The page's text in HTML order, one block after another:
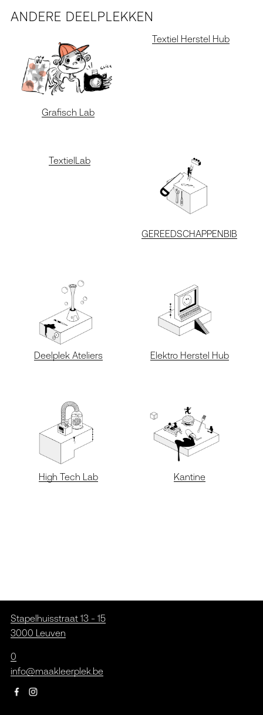
ANDERE DEELPLEKKEN
Grafisch Lab
Textiel Herstel Hub
TextielLab
GEREEDSCHAPPENBIB
Deelplek Ateliers Elektro Herstel Hub
High Tech Lab Kantine
Stapelhuisstraat 13 - 15
3000 Leuven
0
info@maakleerplek.be